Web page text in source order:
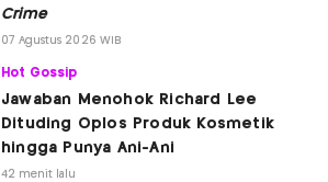
Crime
07 Agustus 2026 WIB
Hot Gossip
Jawaban Menohok Richard Lee
Dituding Oplos Produk Kosmetik
hingga Punya Ani-Ani
42 menit lalu